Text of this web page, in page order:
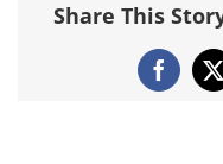
Share This
X